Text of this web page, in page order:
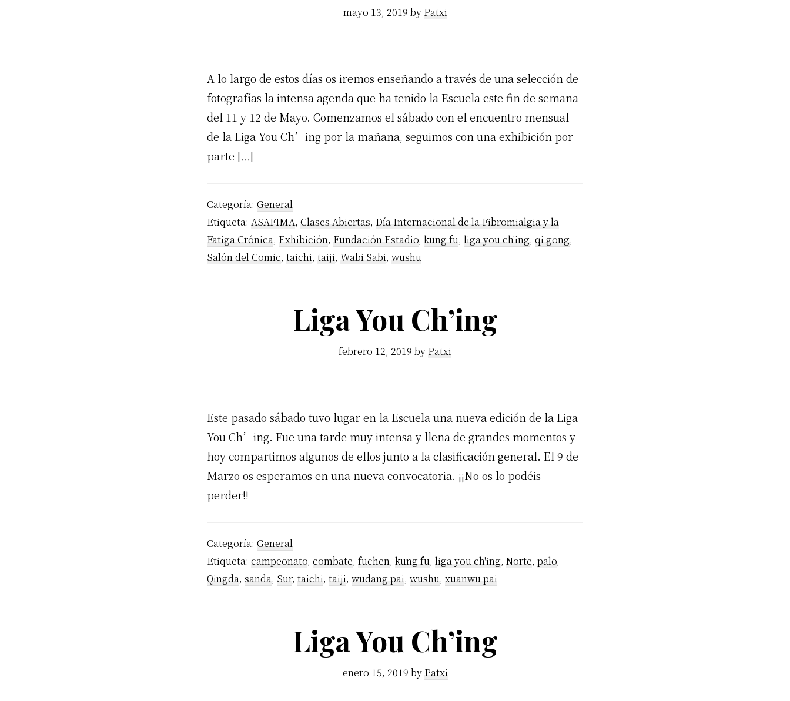
mayo 13, 2019 by Patxi
A lo largo de estos días os iremos enseñando a través de una selección de
fotografías la intensa agenda que ha tenido la Escuela este fin de semana
del 11 y 12 de Mayo. Comenzamos el sábado con el encuentro mensual
de la Liga You Ch’ing por la mañana, seguimos con una exhibición por
parte […]
Categoría: General
Etiqueta: ASAFIMA, Clases Abiertas, Día Internacional de la Fibromialgia y la
Fatiga Crónica, Exhibición, Fundación Estadio, kung fu, liga you ch'ing, qi gong,
Salón del Comic, taichi, taiji, Wabi Sabi, wushu
Liga You Ch’ing
febrero 12, 2019 by Patxi
Este pasado sábado tuvo lugar en la Escuela una nueva edición de la Liga
You Ch’ing. Fue una tarde muy intensa y llena de grandes momentos y
hoy compartimos algunos de ellos junto a la clasificación general. El 9 de
Marzo os esperamos en una nueva convocatoria. ¡¡No os lo podéis
perder!!
Categoría: General
Etiqueta: campeonato, combate, fuchen, kung fu, liga you ch'ing, Norte, palo,
Qingda, sanda, Sur, taichi, taiji, wudang pai, wushu, xuanwu pai
Liga You Ch’ing
enero 15, 2019 by Patxi